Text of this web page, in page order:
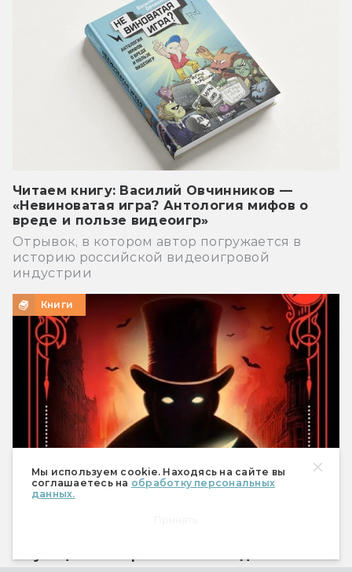
Мы используем cookie. Находясь на сайте вы
соглашаетесь на обработку персональных
данных.
Читаем книгу: Василий Овчинников —
«Невиноватая игра? Антология мифов о
вреде и пользе видеоигр»
Отрывок, в котором автор погружается в
историю российской видеоигровой
индустрии
Книги